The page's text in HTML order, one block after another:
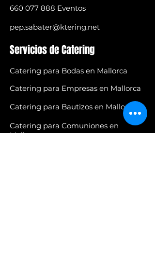
660 077 888 Eventos
pep.sabater@ktering.net
Servicios de Catering
Catering para Bodas en Mallorca
Catering para Empresas en Mallorca
Catering para Bautizos en Mallorca
Catering para Comuniones en
Mallorca